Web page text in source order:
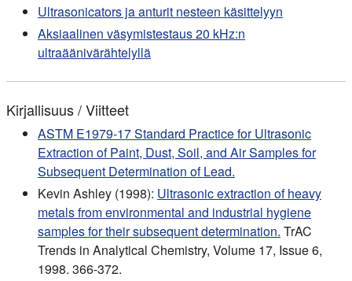
Ultrasonicators ja anturit nesteen käsittelyyn
Aksiaalinen väsymistestaus 20 kHz:n
ultraäänivärähtelyllä
Kirjallisuus / Viitteet
ASTM E1979-17 Standard Practice for Ultrasonic
Extraction of Paint, Dust, Soil, and Air Samples for
Subsequent Determination of Lead.
Kevin Ashley (1998): Ultrasonic extraction of heavy
metals from environmental and industrial hygiene
samples for their subsequent determination. TrAC
Trends in Analytical Chemistry, Volume 17, Issue 6,
1998. 366-372.